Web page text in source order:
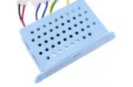
Toevoegen
aan
verlanglijst